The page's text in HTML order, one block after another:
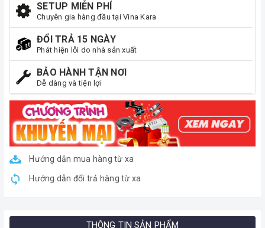
SETUP MIỄN PHÍ
Chuyên gia hàng đầu tại Vina Kara
ĐỔI TRẢ 15 NGÀY
Phát hiện lỗi do nhà sản xuất
BẢO HÀNH TẬN NƠI
Dễ dàng và tiện lợi
Hướng dẫn mua hàng từ xa
Hướng dẫn đổi trả hàng từ xa
THÔNG TIN SẢN PHẨM